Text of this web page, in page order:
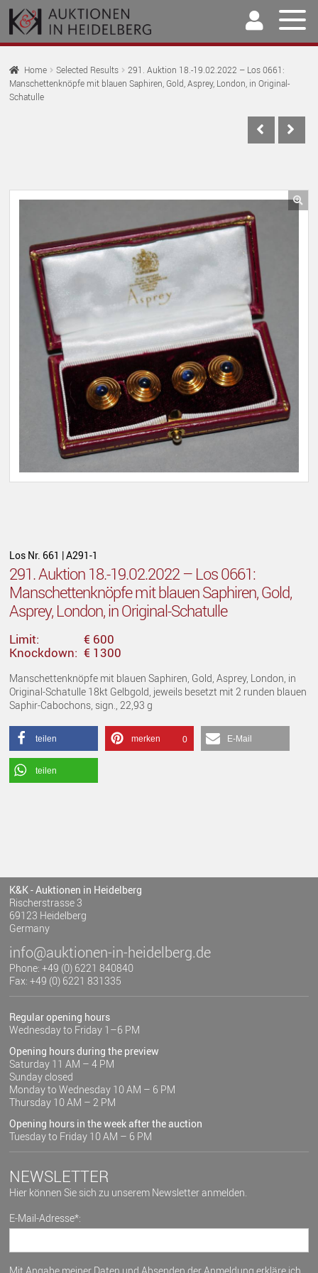
Skip
to
navigation
Skip
to
content
Home
Auctions
Our Team
Home Selected Results
291. Auktion 18.-19.02.2022 – Los 0661:
Manschettenknöpfe mit blauen Saphiren, Gold, Asprey, London, in Original-
Schatulle
Los Nr. 661 | A291-1
291. Auktion 18.-19.02.2022 – Los 0661:
Manschettenknöpfe mit blauen Saphiren, Gold,
Asprey, London, in Original-Schatulle
Limit:
€ 600
Knockdown: € 1300
Manschettenknöpfe mit blauen Saphiren, Gold, Asprey, London, in
Original-Schatulle 18kt Gelbgold, jeweils besetzt mit 2 runden blauen
Saphir-Cabochons, sign., 22,93 g
teilen merken 0 E-Mail
teilen
K&K - Auktionen in Heidelberg
Rischerstrasse 3
69123 Heidelberg
Germany
info@auktionen-in-heidelberg.de
Phone: +49 (0) 6221 840840
Fax: +49 (0) 6221 831335
Regular opening hours
Wednesday to Friday 1–6 PM
Opening hours during the preview
Saturday 11 AM – 4 PM
Sunday closed
Monday to Wednesday 10 AM – 6 PM
Thursday 10 AM – 2 PM
Opening hours in the week after the auction
Tuesday to Friday 10 AM – 6 PM
NEWSLETTER
Hier können Sie sich zu unserem Newsletter anmelden.
E-Mail-Adresse*: